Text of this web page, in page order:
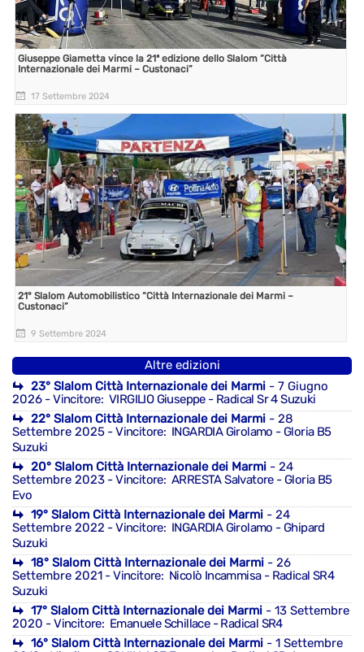
Giuseppe Giametta vince la 21ª edizione dello Slalom “Città
Internazionale dei Marmi – Custonaci”
17 Settembre 2024
21° Slalom Automobilistico “Città Internazionale dei Marmi –
Custonaci”
9 Settembre 2024
Altre edizioni
23° Slalom Città Internazionale dei Marmi - 7 Giugno
2026 - Vincitore: VIRGILIO Giuseppe - Radical Sr 4 Suzuki
22° Slalom Città Internazionale dei Marmi - 28
Settembre 2025 - Vincitore: INGARDIA Girolamo - Gloria B5
Suzuki
20° Slalom Città Internazionale dei Marmi - 24
Settembre 2023 - Vincitore: ARRESTA Salvatore - Gloria B5
Evo
19° Slalom Città Internazionale dei Marmi - 24
Settembre 2022 - Vincitore: INGARDIA Girolamo - Ghipard
Suzuki
18° Slalom Città Internazionale dei Marmi - 26
Settembre 2021 - Vincitore: Nicolò Incammisa - Radical SR4
Suzuki
17° Slalom Città Internazionale dei Marmi - 13 Settembre
2020 - Vincitore: Emanuele Schillace - Radical SR4
16° Slalom Città Internazionale dei Marmi - 1 Settembre